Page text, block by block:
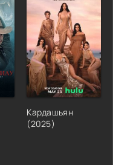
Кардашьян
(2025)